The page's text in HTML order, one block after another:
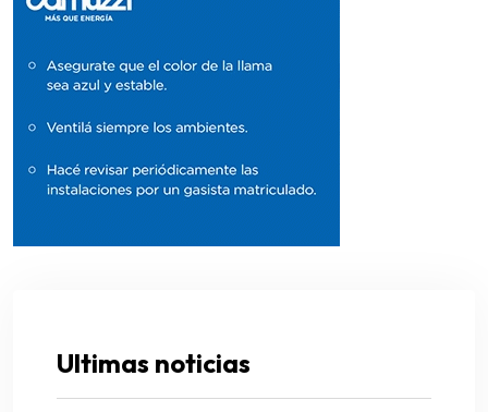
Ultimas noticias